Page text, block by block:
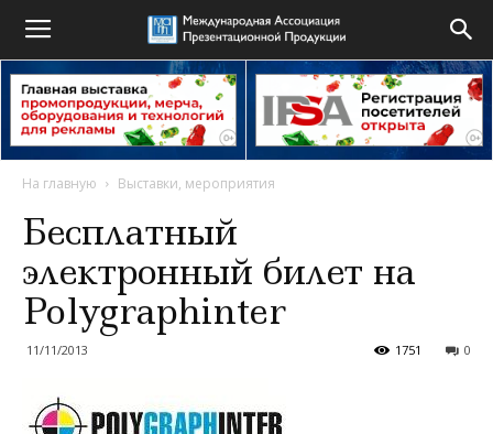
На главную Выставки, мероприятия
Бесплатный
электронный билет на
Polygraphinter
11/11/2013 0
1751